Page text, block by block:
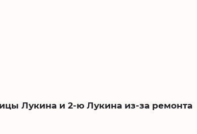
Лукина и 2-ю Лукина из-за ремонта